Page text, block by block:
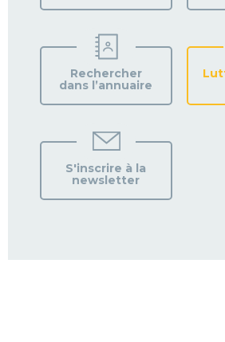
Rechercher
dans l’annuaire
S'inscrire à la
newsletter